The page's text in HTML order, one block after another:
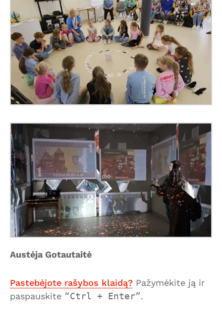
Austėja Gotautaitė
Pastebėjote rašybos klaidą? Pažymėkite ją ir
paspauskite
Ctrl + Enter .